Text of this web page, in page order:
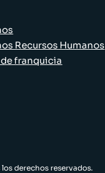
Recursos Humanos
franquicia
los derechos reservados.